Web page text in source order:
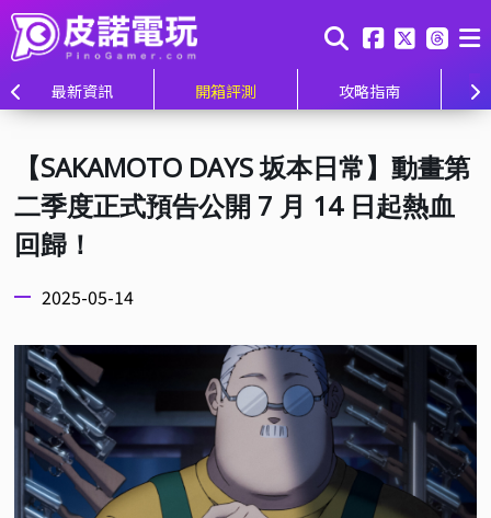
最新資訊 開箱評測 攻略指南
【SAKAMOTO DAYS 坂本日常】動畫第
二季度正式預告公開 7 月 14 日起熱血
回歸！
2025-05-14